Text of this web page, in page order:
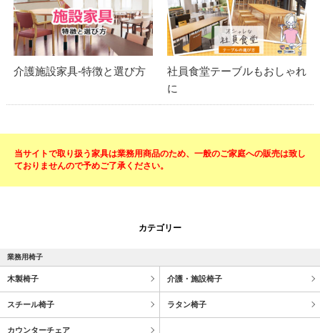
介護施設家具-特徴と選び方
社員食堂テーブルもおしゃれ
に
当サイトで取り扱う家具は業務用商品のため、一般のご家庭への販売は致し
ておりませんので予めご了承ください。
カテゴリー
業務用椅子
木製椅子 介護・施設椅子
スチール椅子 ラタン椅子
カウンターチェア